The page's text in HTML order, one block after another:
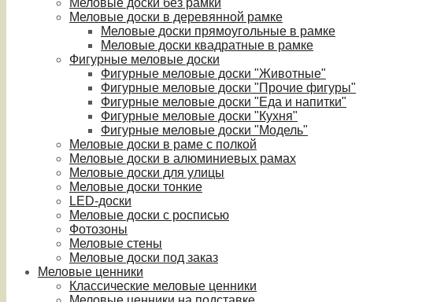
Меловые доски без рамки
Меловые доски в деревянной рамке
Меловые доски прямоугольные в рамке
Меловые доски квадратные в рамке
Фигурные меловые доски
Фигурные меловые доски "Животные"
Фигурные меловые доски "Прочие фигуры"
Фигурные меловые доски "Еда и напитки"
Фигурные меловые доски "Кухня"
Фигурные меловые доски "Модель"
Меловые доски в раме с полкой
Меловые доски в алюминиевых рамах
Меловые доски для улицы
Меловые доски тонкие
LED-доски
Меловые доски с росписью
Фотозоны
Меловые стены
Меловые доски под заказ
Меловые ценники
Классические меловые ценники